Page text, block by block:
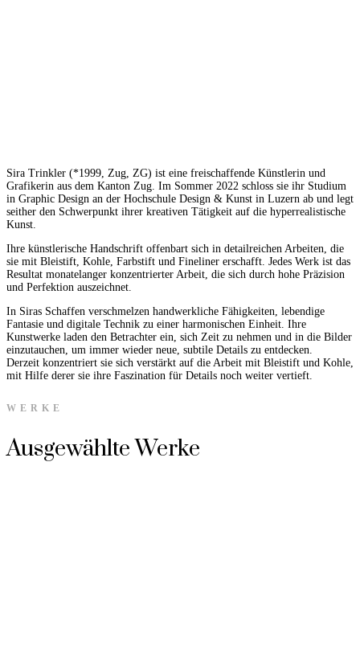
Sira Trinkler (*1999, Zug, ZG) ist eine freischaffende Künstlerin und
Grafikerin aus dem Kanton Zug. Im Sommer 2022 schloss sie ihr Studium
in Graphic Design an der Hochschule Design & Kunst in Luzern ab und legt
seither den Schwerpunkt ihrer kreativen Tätigkeit auf die hyperrealistische
Kunst.
Ihre künstlerische Handschrift offenbart sich in detailreichen Arbeiten, die
sie mit Bleistift, Kohle, Farbstift und Fineliner erschafft. Jedes Werk ist das
Resultat monatelanger konzentrierter Arbeit, die sich durch hohe Präzision
und Perfektion auszeichnet.
In Siras Schaffen verschmelzen handwerkliche Fähigkeiten, lebendige
Fantasie und digitale Technik zu einer harmonischen Einheit. Ihre
Kunstwerke laden den Betrachter ein, sich Zeit zu nehmen und in die Bilder
einzutauchen, um immer wieder neue, subtile Details zu entdecken.
Derzeit konzentriert sie sich verstärkt auf die Arbeit mit Bleistift und Kohle,
mit Hilfe derer sie ihre Faszination für Details noch weiter vertieft.
WERKE
Ausgewählte Werke